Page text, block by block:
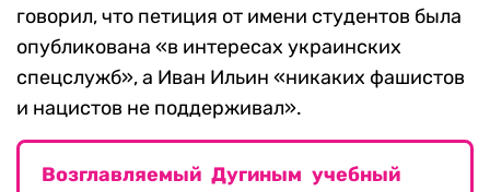
говорил, что петиция от имени студентов была
опубликована «в интересах украинских
спецслужб», а Иван Ильин «никаких фашистов
и нацистов не поддерживал».
Возглавляемый Дугиным учебный